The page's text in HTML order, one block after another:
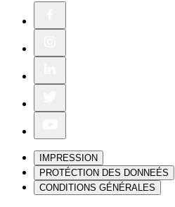
IMPRESSION
PROTÉCTION DES DONNEÉS
CONDITIONS GÉNÉRALES